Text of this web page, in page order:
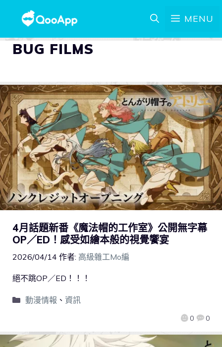
MENU
BUG FILMS
4月話題新番《魔法帽的工作室》公開無字幕
OP／ED！感受如繪本般的視覺饗宴
2026/04/14 作者: 高級雜工Mo編
0 0
絕不跳OP／ED！！！
動漫情報 、 資訊